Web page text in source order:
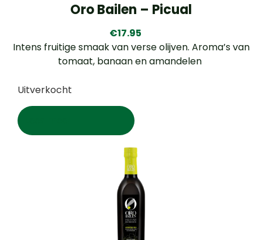
Oro Bailen – Picual
€17.95
Intens fruitige smaak van verse olijven. Aroma’s van
tomaat, banaan en amandelen
Uitverkocht